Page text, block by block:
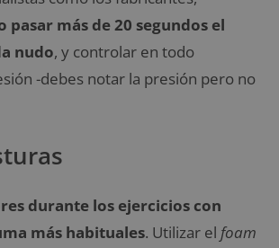
pasar más de 20 segundos el
nudo, y controlar en todo
-debes notar la presión pero no
durante los ejercicios con
más habituales. Utilizar el foam